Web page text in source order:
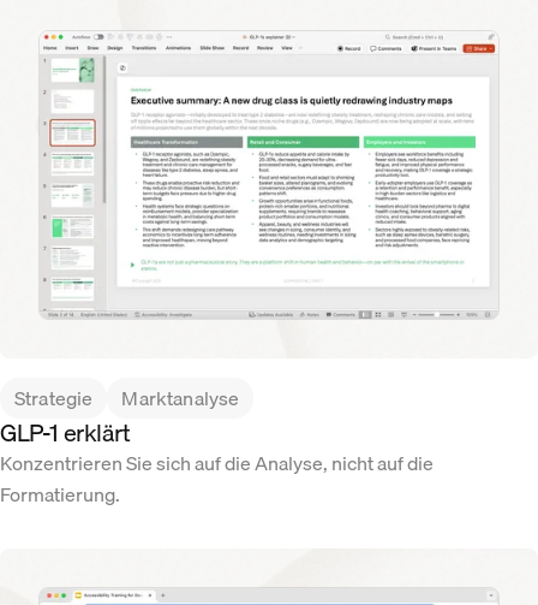
Strategie Marktanalyse
GLP-1 erklärt
Konzentrieren Sie sich auf die Analyse, nicht auf die
Formatierung.